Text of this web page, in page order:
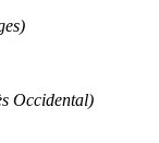
Occidental)